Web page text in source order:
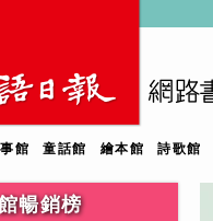
館 童話館 繪本館 詩歌館
暢銷榜